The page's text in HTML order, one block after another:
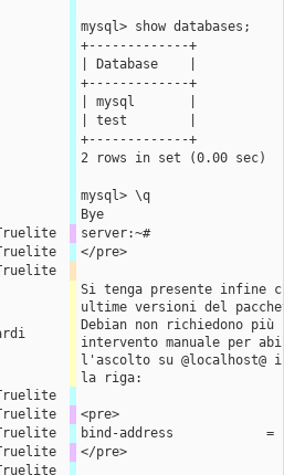
mysql> show databases;
+-------------+
| Database    |
+-------------+
| mysql       |
| test        |
+-------------+
2 rows in set (0.00 sec)
mysql> \q
Bye
server:~#
</pre>
Si tenga presente infine
ultime versioni del
Debian non richiedono più
intervento manuale per
l'ascolto su @localhost@
la riga:
<pre>
bind-address            =
</pre>